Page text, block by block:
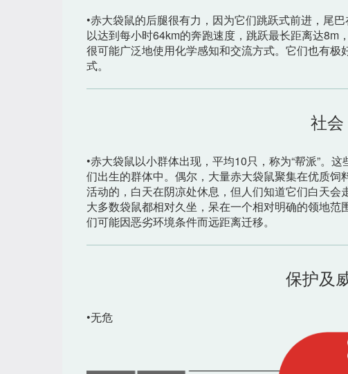
•赤大袋鼠的后腿很有力，因为它们跳跃式前进，尾
以达到每小时64km的奔跑速度，跳跃最长距离达8m
很可能广泛地使用化学感知和交流方式。它们也有
式。
社会
•赤大袋鼠以小群体出现，平均10只，称为“帮派”。
们出生的群体中。偶尔，大量赤大袋鼠聚集在优质
活动的，白天在阴凉处休息，但人们知道它们白天会
大多数袋鼠都相对久坐，呆在一个相对明确的领地
们可能因恶劣环境条件而远距离迁移。
保护及
•无危